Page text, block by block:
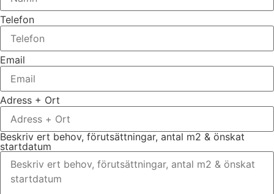
Telefon
Email
Adress + Ort
Beskriv ert behov, förutsättningar, antal m2 & önskat
startdatum